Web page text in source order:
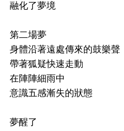
融化了夢境
第二場夢
身體沿著遠處傳來的鼓樂聲
帶著狐疑快速走動
在陣陣細雨中
意識五感漸失的狀態
夢醒了